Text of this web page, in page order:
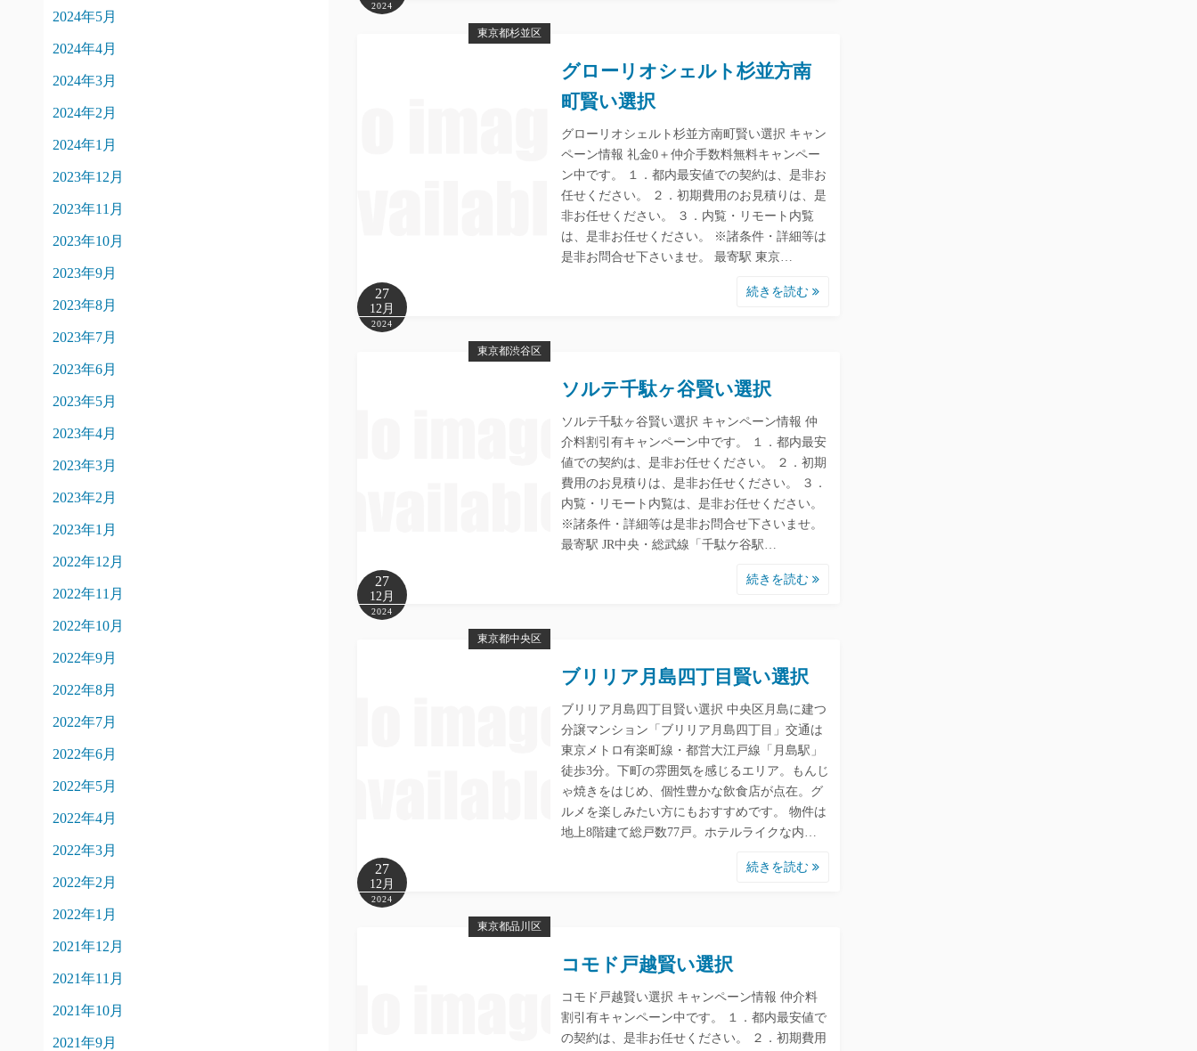
2024
東京都杉並区
27
12月
2024
グローリオシェルト杉並方南
町賢い選択
グローリオシェルト杉並方南町賢い選択 キャン
ペーン情報 礼金0＋仲介手数料無料キャンペー
ン中です。 １．都内最安値での契約は、是非お
任せください。 ２．初期費用のお見積りは、是
非お任せください。 ３．内覧・リモート内覧
は、是非お任せください。 ※諸条件・詳細等は
是非お問合せ下さいませ。 最寄駅 東京…
続きを読む
東京都渋谷区
27
12月
2024
ソルテ千駄ヶ谷賢い選択
ソルテ千駄ヶ谷賢い選択 キャンペーン情報 仲
介料割引有キャンペーン中です。 １．都内最安
値での契約は、是非お任せください。 ２．初期
費用のお見積りは、是非お任せください。 ３．
内覧・リモート内覧は、是非お任せください。
※諸条件・詳細等は是非お問合せ下さいませ。
最寄駅 JR中央・総武線「千駄ケ谷駅…
続きを読む
東京都中央区
27
12月
2024
ブリリア月島四丁目賢い選択
ブリリア月島四丁目賢い選択 中央区月島に建つ
分譲マンション「ブリリア月島四丁目」交通は
東京メトロ有楽町線・都営大江戸線「月島駅」
徒歩3分。下町の雰囲気を感じるエリア。もんじ
ゃ焼きをはじめ、個性豊かな飲食店が点在。グ
ルメを楽しみたい方にもおすすめです。 物件は
地上8階建て総戸数77戸。ホテルライクな内…
続きを読む
東京都品川区
コモド戸越賢い選択
コモド戸越賢い選択 キャンペーン情報 仲介料
割引有キャンペーン中です。 １．都内最安値で
の契約は、是非お任せください。 ２．初期費用
2024年5月
2024年4月
2024年3月
2024年2月
2024年1月
2023年12月
2023年11月
2023年10月
2023年9月
2023年8月
2023年7月
2023年6月
2023年5月
2023年4月
2023年3月
2023年2月
2023年1月
2022年12月
2022年11月
2022年10月
2022年9月
2022年8月
2022年7月
2022年6月
2022年5月
2022年4月
2022年3月
2022年2月
2022年1月
2021年12月
2021年11月
2021年10月
2021年9月